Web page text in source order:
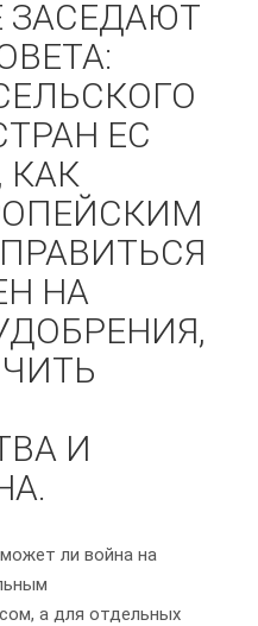
ЗАСЕДАЮТ
ЕС
КАК
НА
И
ли война на
а для отдельных